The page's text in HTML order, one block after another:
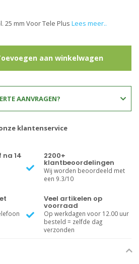
25 mm Voor Tele Plus Lees meer..
aan winkelwagen
AANVRAGEN?
klantenservice
14 2200+
klantbeoordelingen
Wij worden beoordeeld met
een 9.3/10
Veel artikelen op
voorraad
Op werkdagen voor 12.00 uur
besteld = zelfde dag
verzonden